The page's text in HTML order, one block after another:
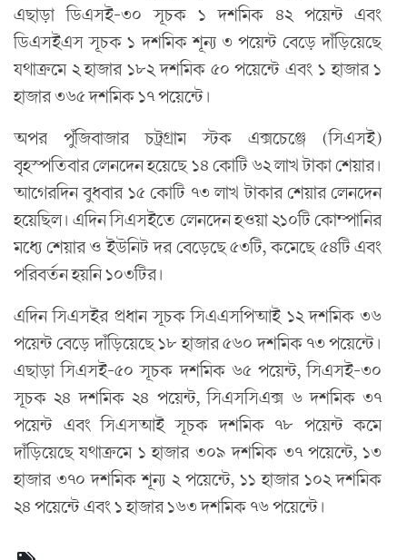
এছাড়া ডিএসই-৩০ সূচক ১ দশমিক ৪২ পয়েন্ট এবং
ডিএসইএস সূচক ১ দশমিক শূন্য ৩ পয়েন্ট বেড়ে দাঁড়িয়েছে
যথাক্রমে ২ হাজার ১৮২ দশমিক ৫০ পয়েন্টে এবং ১ হাজার ১
হাজার ৩৬৫ দশমিক ১৭ পয়েন্টে।
অপর পুঁজিবাজার চট্রগ্রাম স্টক এক্সচেঞ্জে (সিএসই)
বৃহস্পতিবার লেনদেন হয়েছে ১৪ কোটি ৬২ লাখ টাকা শেয়ার।
আগেরদিন বুধবার ১৫ কোটি ৭৩ লাখ টাকার শেয়ার লেনদেন
হয়েছিল। এদিন সিএসইতে লেনদেন হওয়া ২১০টি কোম্পানির
মধ্যে শেয়ার ও ইউনিট দর বেড়েছে ৫৩টি, কমেছে ৫৪টি এবং
পরিবর্তন হয়নি ১০৩টির।
এদিন সিএসইর প্রধান সূচক সিএএসপিআই ১২ দশমিক ৩৬
পয়েন্ট বেড়ে দাঁড়িয়েছে ১৮ হাজার ৫৬০ দশমিক ৭৩ পয়েন্টে।
এছাড়া সিএসই-৫০ সূচক দশমিক ৬৫ পয়েন্ট, সিএসই-৩০
সূচক ২৪ দশমিক ২৪ পয়েন্ট, সিএসসিএক্স ৬ দশমিক ৩৭
পয়েন্ট এবং সিএসআই সূচক দশমিক ৭৮ পয়েন্ট কমে
দাঁড়িয়েছে যথাক্রমে ১ হাজার ৩০৯ দশমিক ৩৭ পয়েন্টে, ১৩
হাজার ৩৭০ দশমিক শূন্য ২ পয়েন্টে, ১১ হাজার ১০২ দশমিক
২৪ পয়েন্টে এবং ১ হাজার ১৬৩ দশমিক ৭৬ পয়েন্টে।